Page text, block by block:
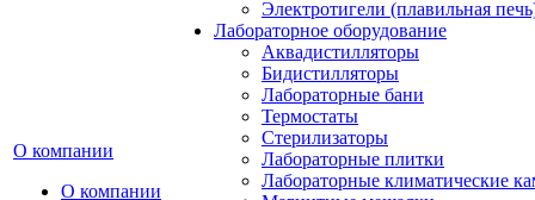
О компании
О компании
Электротигели (плавильная
Лабораторное оборудование
Аквадистилляторы
Бидистилляторы
Лабораторные бани
Термостаты
Стерилизаторы
Лабораторные плитки
Лабораторные климатические